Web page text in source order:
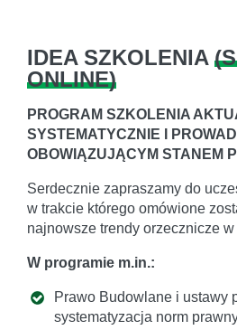
IDEA SZKOLENIA (
ONLINE)
PROGRAM SZKOLENIA
SYSTEMATYCZNIE I
OBOWIĄZUJĄCYM STANEM
Serdecznie zapraszamy do
w trakcie którego omówione
najnowsze trendy orzecznicze
W programie m.in.:
Prawo Budowlane i ustawy
systematyzacja norm